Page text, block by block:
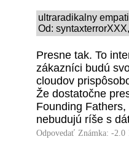
ultraradikalny
Od:
Presne tak. To
zákazníci budú
cloudov
Že dostatočne
Founding
nebudujú ríše s
Odpovedať Známka: -2.0